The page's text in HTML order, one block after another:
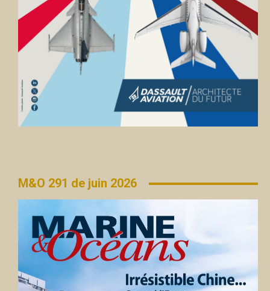
M&O 291 de juin 2026